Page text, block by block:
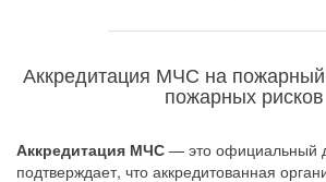
Аккредитация МЧС на пожарный
пожарных рисков
Аккредитация МЧС — это официальный
подтверждает, что аккредитованная